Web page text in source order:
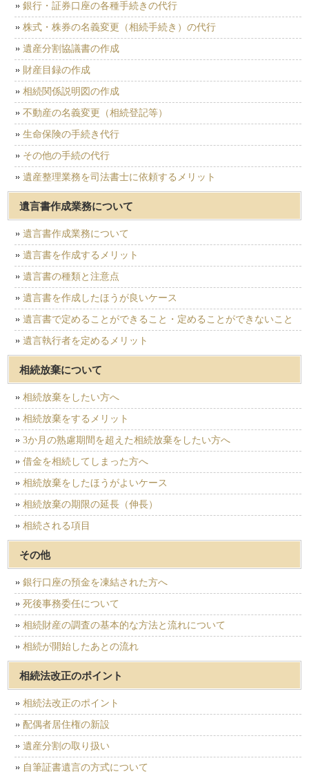
銀行・証券口座の各種手続きの代行
株式・株券の名義変更（相続手続き）の代行
遺産分割協議書の作成
財産目録の作成
相続関係説明図の作成
不動産の名義変更（相続登記等）
生命保険の手続き代行
その他の手続の代行
遺産整理業務を司法書士に依頼するメリット
遺言書作成業務について
遺言書作成業務について
遺言書を作成するメリット
遺言書の種類と注意点
遺言書を作成したほうが良いケース
遺言書で定めることができること・定めることができないこと
遺言執行者を定めるメリット
相続放棄について
相続放棄をしたい方へ
相続放棄をするメリット
3か月の熟慮期間を超えた相続放棄をしたい方へ
借金を相続してしまった方へ
相続放棄をしたほうがよいケース
相続放棄の期限の延長（伸長）
相続される項目
その他
銀行口座の預金を凍結された方へ
死後事務委任について
相続財産の調査の基本的な方法と流れについて
相続が開始したあとの流れ
相続法改正のポイント
相続法改正のポイント
配偶者居住権の新設
遺産分割の取り扱い
自筆証書遺言の方式について